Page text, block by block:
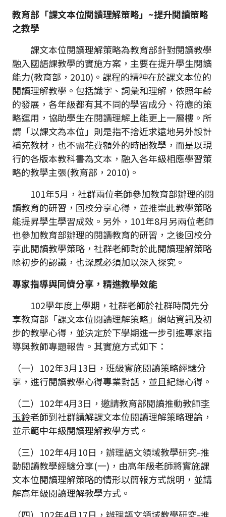
教育部「課文本位閱讀理解策略」~提升閱讀策略
之教學
課文本位閱讀理解策略為教育部針對閱讀教學
融入國語課教學的實施方案，主要在提升學生閱讀
能力(教育部，2010)。課程的精神在於課文本位的
閱讀理解教學。包括識字、詞彙和理解，依照年齡
的發展，各年級都有其不同的學習成分、符應的策
略運用，協助學生在閱讀理解上能更上一層樓。所
謂「以課文為本位」則是指不捨近求遠地另外設計
補充教材，也不需花費額外的時間教學，而是以現
行的各版本教科書為文本，融入各年級相應學習策
略的教學主張(教育部，2010)。
101年5月，社群兩位老師參加教育部辦理的閱
讀教育的研習，回校分享心得，並推崇此教學策略
能提昇學生學習成效。另外，101年8月另兩位老師
也參加教育部辦理的閱讀教育的研習，之後回校分
享此閱讀教學策略，社群老師對於此閱讀理解策略
除初步的認識，也深感必須加以深入探究。
專家指導與同儕分享，精進教學效能
102學年度上學期，社群老師於社群時間先分
享教育部「課文本位閱讀理解策略」網站資訊及初
步的教學心得，並決定於下學期進一步引進專家指
導與教師專題報告。其實施方式如下：
（一）102年3月13日，班級實施閱讀策略經驗分
享，進行閱讀教學心得專業對話，並且紀錄心得。
（二）102年4月3日，邀請教育部閱讀推動教師李
玉鈴老師到社群講解課文本位閱讀理解策略理論，
並示範中年級閱讀理解教學方式。
（三）102年4月10日，辦理語文領域教學研究-推
動閱讀教學經驗分享(一)，由高年級老師將實施課
文本位閱讀理解策略的情形以簡報方式說明，並講
解高年級閱讀理解教學方式。